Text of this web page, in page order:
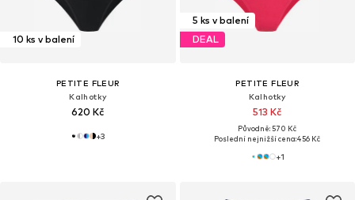
10 ks v balení
PETITE FLEUR
Kalhotky
620 Kč
+3
5 ks v balení
DEAL
PETITE FLEUR
Kalhotky
513 Kč
Původně: 570 Kč
Poslední nejnižší cena:456 Kč
+1